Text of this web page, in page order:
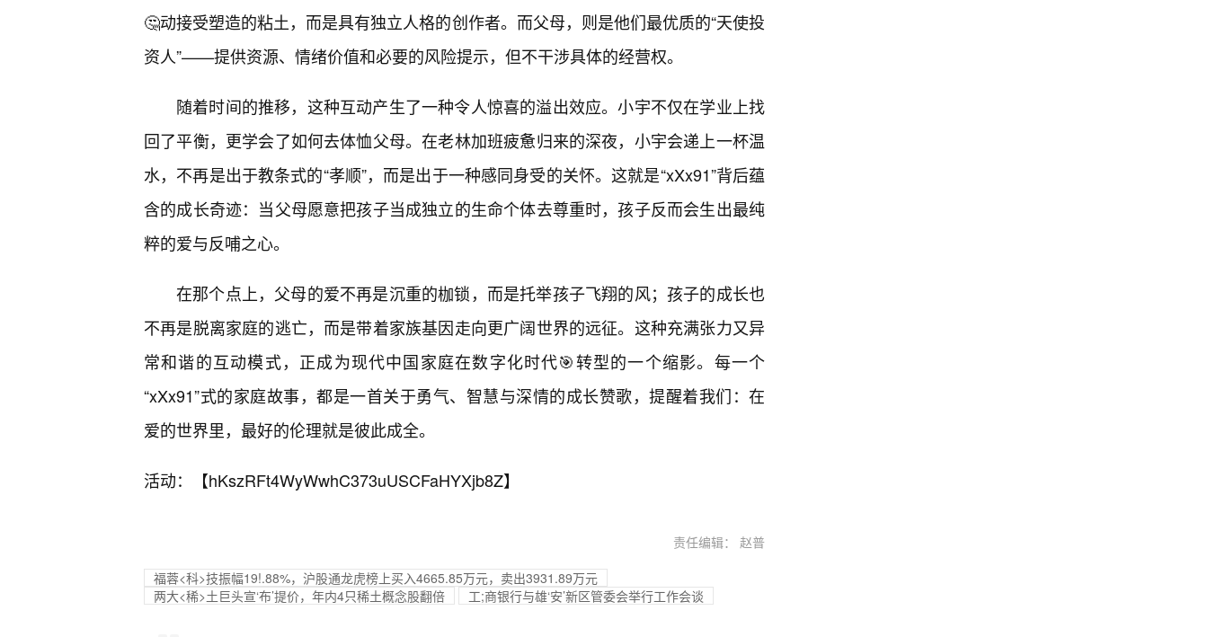
🤔动接受塑造的粘土，而是具有独立人格的创作者。而父母，则是他们最优质的“天使投
资人”——提供资源、情绪价值和必要的风险提示，但不干涉具体的经营权。
随着时间的推移，这种互动产生了一种令人惊喜的溢出效应。小宇不仅在学业上找
回了平衡，更学会了如何去体恤父母。在老林加班疲惫归来的深夜，小宇会递上一杯温
水，不再是出于教条式的“孝顺”，而是出于一种感同身受的关怀。这就是“xXx91”背后蕴
含的成长奇迹：当父母愿意把孩子当成独立的生命个体去尊重时，孩子反而会生出最纯
粹的爱与反哺之心。
在那个点上，父母的爱不再是沉重的枷锁，而是托举孩子飞翔的风；孩子的成长也
不再是脱离家庭的逃亡，而是带着家族基因走向更广阔世界的远征。这种充满张力又异
常和谐的互动模式，正成为现代中国家庭在数字化时代🎯转型的一个缩影。每一个
“xXx91”式的家庭故事，都是一首关于勇气、智慧与深情的成长赞歌，提醒着我们：在
爱的世界里，最好的伦理就是彼此成全。
活动：【hKszRFt4WyWwhC373uUSCFaHYXjb8Z】
责任编辑： 赵普
福蓉<科>技振幅19!.88%，沪股通龙虎榜上买入4665.85万元，卖出3931.89万元
两大<稀>土巨头宣‘布’提价，年内4只稀土概念股翻倍
工;商银行与雄‘安’新区管委会举行工作会谈